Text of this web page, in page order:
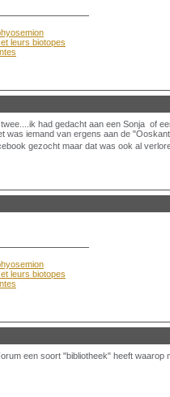
leurs biotopes
had gedacht aan een Sonja of
was iemand van ergens aan de
gezocht maar dat was ook al
leurs biotopes
een soort "bibliotheek" heeft